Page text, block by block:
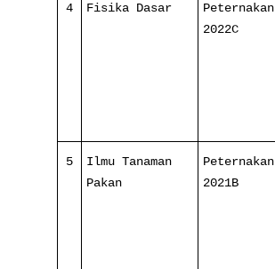
4 Fisika Dasar
Peternakan
2022C
5
Ilmu Tanaman
Pakan
Peternakan
2021B